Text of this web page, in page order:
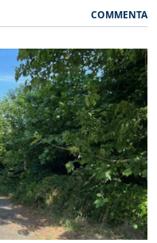
COMMENTA